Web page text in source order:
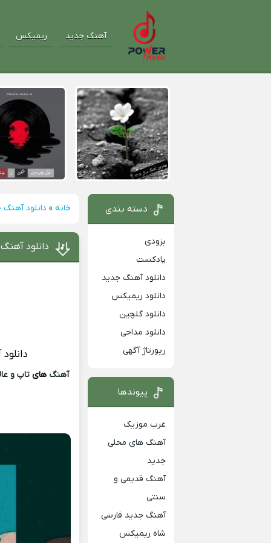
آهنگ جدید ریمیکس
خانه » دانلود
دانلود
آهنگ هایتاپ و
دسته بندی
بزودی
پادکست
دانلود آهنگ جدید
دانلود ریمیکس
دانلود گلچین
دانلود مداحی
رپورتاژ آگهی
پیوندها
غرب موزیک
آهنگ های محلی
جدید
آهنگ قدیمی و
سنتی
آهنگ جدید فارسی
شاه ریمیکس